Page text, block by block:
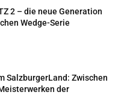
2 – die neue Generation
Wedge-Serie
SalzburgerLand: Zwischen
der